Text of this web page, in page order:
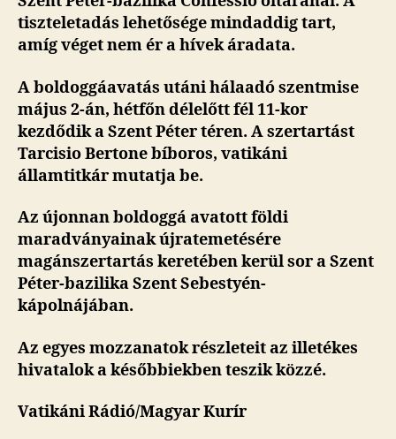
tiszteletadás lehetősége mindaddig tart,
amíg véget nem ér a hívek áradata.
A boldoggáavatás utáni hálaadó szentmise
május 2-án, hétfőn délelőtt fél 11-kor
kezdődik a Szent Péter téren. A szertartást
Tarcisio Bertone bíboros, vatikáni
államtitkár mutatja be.
Az újonnan boldoggá avatott földi
maradványainak újratemetésére
magánszertartás keretében kerül sor a Szent
Péter-bazilika Szent Sebestyén-
kápolnájában.
Az egyes mozzanatok részleteit az illetékes
hivatalok a későbbiekben teszik közzé.
Vatikáni Rádió/Magyar Kurír